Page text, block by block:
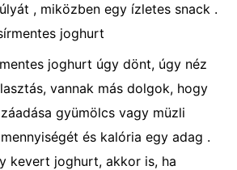
, miközben egy ízletes snack .
joghurt
joghurt úgy dönt, úgy néz
vannak más dolgok, hogy
gyümölcs vagy müzli
és kalória egy adag .
kevert joghurt, akkor is, ha